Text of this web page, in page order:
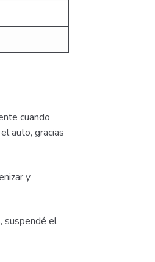
cuando
auto, gracias
y
suspendé el